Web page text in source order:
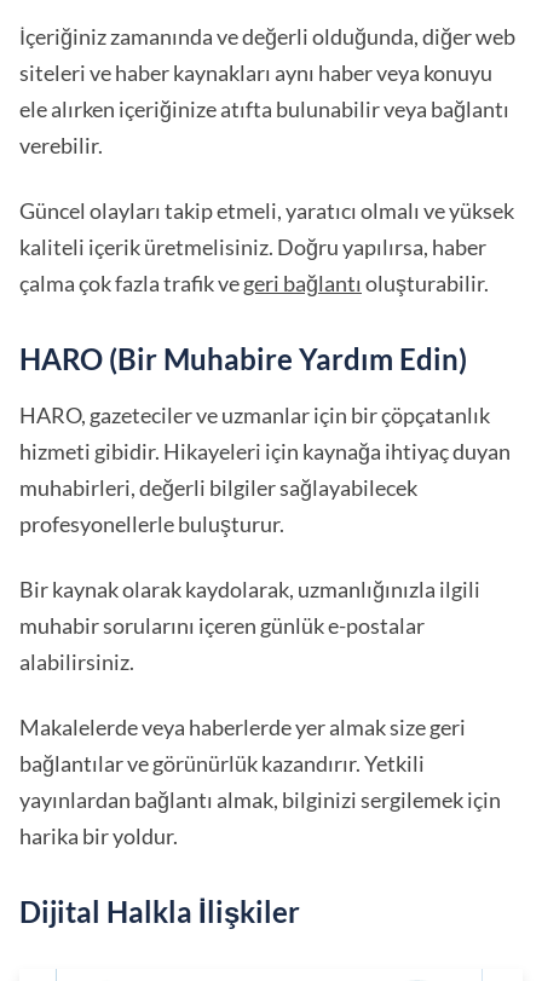
İçeriğiniz zamanında ve değerli olduğunda, diğer web
siteleri ve haber kaynakları aynı haber veya konuyu
ele alırken içeriğinize atıfta bulunabilir veya bağlantı
verebilir.
Güncel olayları takip etmeli, yaratıcı olmalı ve yüksek
kaliteli içerik üretmelisiniz. Doğru yapılırsa, haber
çalma çok fazla trafik vegeri bağlantı oluşturabilir.
HARO (Bir Muhabire Yardım Edin)
HARO, gazeteciler ve uzmanlar için bir çöpçatanlık
hizmeti gibidir. Hikayeleri için kaynağa ihtiyaç duyan
muhabirleri, değerli bilgiler sağlayabilecek
profesyonellerle buluşturur.
Bir kaynak olarak kaydolarak, uzmanlığınızla ilgili
muhabir sorularını içeren günlük e-postalar
alabilirsiniz.
Makalelerde veya haberlerde yer almak size geri
bağlantılar ve görünürlük kazandırır. Yetkili
yayınlardan bağlantı almak, bilginizi sergilemek için
harika bir yoldur.
Dijital Halkla İlişkiler